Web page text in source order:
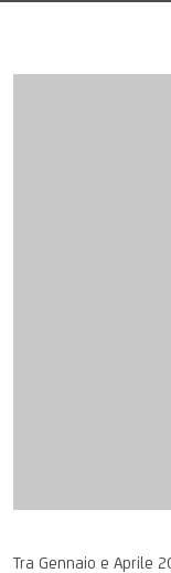
Tra Gennaio e Aprile